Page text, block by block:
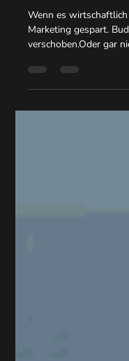
Marketing ist
einfach zu
Marketing gespart. Budgets werden gekürzt.Projekte
verschoben.Oder gar nicht erst
das liegt selten an